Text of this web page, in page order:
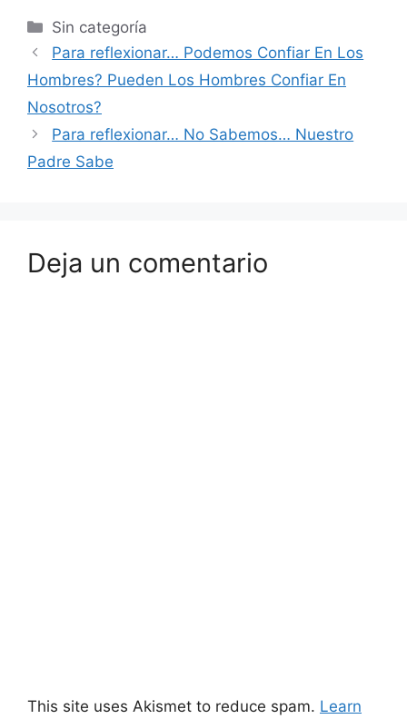
Sin categoría
Para reflexionar… Podemos Confiar En Los
Hombres? Pueden Los Hombres Confiar En
Nosotros?
Para reflexionar… No Sabemos… Nuestro
Padre Sabe
Deja un comentario
This site uses Akismet to reduce spam. Learn